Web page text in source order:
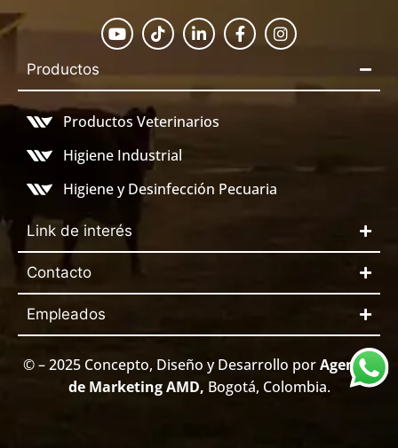
Productos
Productos Veterinarios
Higiene Industrial
Higiene y Desinfección Pecuaria
Link de interés
Contacto
Empleados
© – 2025 Concepto, Diseño y Desarrollo por Agencia
de Marketing AMD, Bogotá, Colombia.